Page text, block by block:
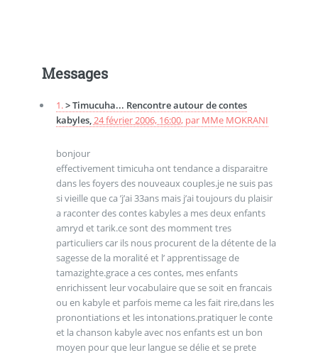
Messages
1.> Timucuha... Rencontre autour de contes
kabyles,24 février 2006, 16:00, par MMe MOKRANI
bonjour
effectivement timicuha ont tendance a disparaitre
dans les foyers des nouveaux couples.je ne suis pas
si vieille que ca ’j’ai 33ans mais j’ai toujours du plaisir
a raconter des contes kabyles a mes deux enfants
amryd et tarik.ce sont des momment tres
particuliers car ils nous procurent de la détente de la
sagesse de la moralité et l’ apprentissage de
tamazighte.grace a ces contes, mes enfants
enrichissent leur vocabulaire que se soit en francais
ou en kabyle et parfois meme ca les fait rire,dans les
pronontiations et les intonations.pratiquer le conte
et la chanson kabyle avec nos enfants est un bon
moyen pour que leur langue se délie et se prete